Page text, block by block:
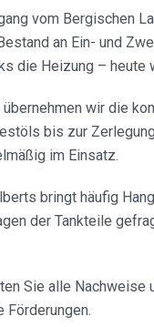
vom Bergischen
an Ein- und
die Heizung – heute
wir die
bis zur
im Einsatz.
bringt häufig
der Tankteile
Sie alle
Förderungen.